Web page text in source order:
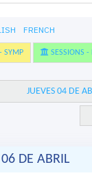
FRENCH
SYMP SESSIONS -
JUEVES 04 DE
DE ABRIL